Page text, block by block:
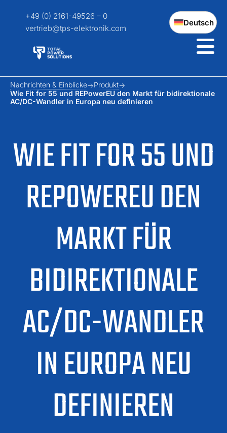
+49 (0) 2161-49526 – 0
vertrieb@tps-elektronik.com
Deutsch
WIE FIT FOR 55 UND
REPOWEREU DEN
MARKT FÜR
BIDIREKTIONALE
AC/DC-WANDLER
IN EUROPA NEU
DEFINIEREN
Nachrichten & Einblicke
Produkt
Wie Fit for 55 und REPowerEU den Markt für bidirektionale
AC/DC-Wandler in Europa neu definieren